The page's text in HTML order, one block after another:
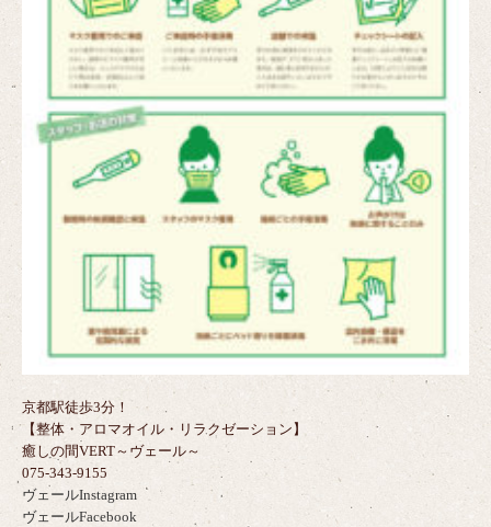
京都駅徒歩3分！
【整体・アロマオイル・リラクゼーション】
癒しの間VERT～ヴェール～
075-343-9155
ヴェールInstagram
ヴェールFacebook